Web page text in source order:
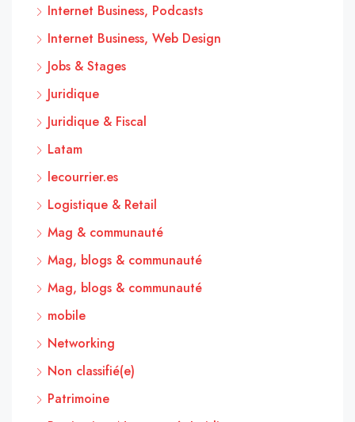
Internet Business, Podcasts
Internet Business, Web Design
Jobs & Stages
Juridique
Juridique & Fiscal
Latam
lecourrier.es
Logistique & Retail
Mag & communauté
Mag, blogs & communauté
Mag, blogs & communauté
mobile
Networking
Non classifié(e)
Patrimoine